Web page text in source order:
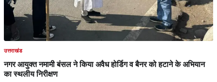
उत्तराखंड
नगर आयुक्त नमामी बंसल ने किया अवैध होर्डिग व बैनर को हटाने के अभियान
का स्थलीय निरीक्षण